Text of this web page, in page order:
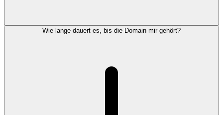
Wie lange dauert es, bis die Domain mir gehört?